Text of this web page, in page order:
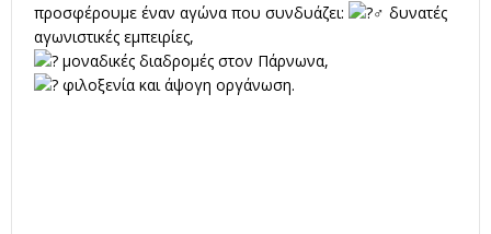
προσφέρουμε έναν αγώνα που συνδυάζει:
δυνατές
αγωνιστικές εμπειρίες,
μοναδικές διαδρομές στον Πάρνωνα,
φιλοξενία και άψογη οργάνωση.